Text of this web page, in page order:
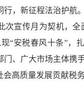
行，新征程法治护航
次宣传月为契机，全
“安税春风十条”，
门、广大市场主体携
高质量发展贡献税务